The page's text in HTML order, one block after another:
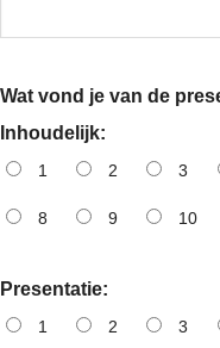
Wat vond je van de
Inhoudelijk:
1 2 3
8 9 10
Presentatie:
1 2 3